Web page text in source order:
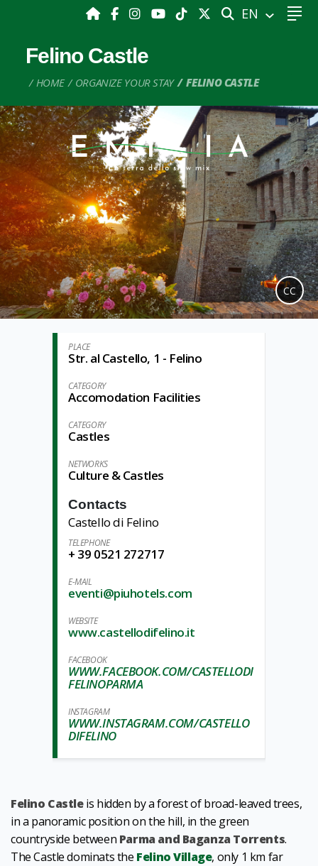
SEARCH
EN
Felino Castle
HOME ORGANIZE YOUR STAY FELINO CASTLE
CC
PLACE
Str. al Castello, 1 - Felino
CATEGORY
Accomodation Facilities
CATEGORY
Castles
NETWORKS
Culture & Castles
Contacts
Castello di Felino
TELEPHONE
+ 39 0521 272717
E-MAIL
eventi@piuhotels.com
WEBSITE
www.castellodifelino.it
FACEBOOK
WWW.FACEBOOK.COM/CASTELLODI
FELINOPARMA
INSTAGRAM
WWW.INSTAGRAM.COM/CASTELLO
DIFELINO
Felino Castleis hidden by a forest of broad-leaved trees,
in a panoramic position on the hill, in the green
countryside between Parma and Baganza Torrents.
The Castle dominats the Felino Village, only 1 km far